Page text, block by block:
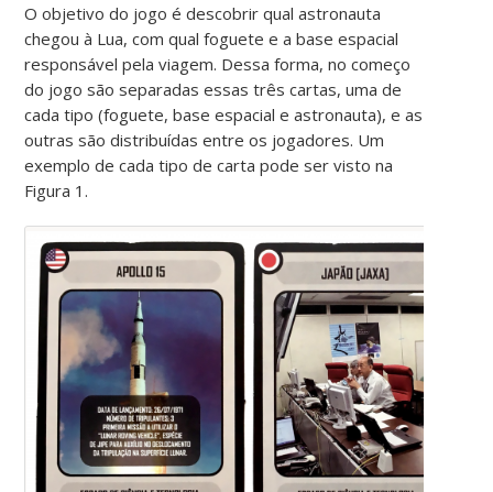
O objetivo do jogo é descobrir qual astronauta
chegou à Lua, com qual foguete e a base espacial
responsável pela viagem. Dessa forma, no começo
do jogo são separadas essas três cartas, uma de
cada tipo (foguete, base espacial e astronauta), e as
outras são distribuídas entre os jogadores. Um
exemplo de cada tipo de carta pode ser visto na
Figura 1.